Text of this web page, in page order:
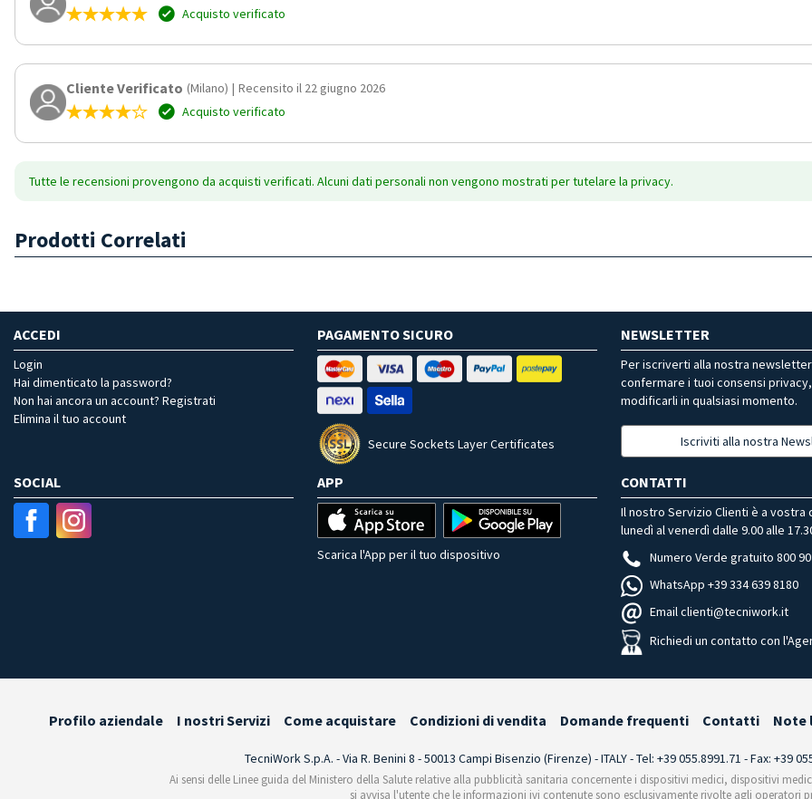
Acquisto verificato
Cliente Verificato (Milano) | Recensito il 22 giugno 2026
Acquisto verificato
Tutte le recensioni provengono da acquisti verificati. Alcuni dati personali non vengono mostrati per tutelare la privacy.
Prodotti Correlati
ACCEDI
Login
Hai dimenticato la password?
Non hai ancora un account? Registrati
Elimina il tuo account
PAGAMENTO SICURO
Secure Sockets Layer Certificates
NEWSLETTER
Per iscriverti alla nostra
confermare i tuoi consensi
modificarli in qualsiasi momento.
Iscriviti alla nostra
SOCIAL APP
Scarica l'App per il tuo dispositivo
CONTATTI
Il nostro Servizio Clienti è a vostra
lunedì al venerdì dalle 9.00 alle
Numero Verde gratuito 800 90
WhatsApp +39 334 639 8180
Email clienti@tecniwork.it
Richiedi un contatto con
Profilo aziendale I nostri Servizi Come acquistare Condizioni di vendita Domande frequenti Contatti Note
TecniWork S.p.A. - Via R. Benini 8 - 50013 Campi Bisenzio (Firenze) - ITALY - Tel: +39 055.8991.71 - Fax: +39
Ai sensi delle Linee guida del Ministero della Salute relative alla pubblicità sanitaria concernente i dispositivi medici, dispositivi
si avvisa l'utente che le informazioni ivi contenute sono esclusivamente rivolte agli operatori